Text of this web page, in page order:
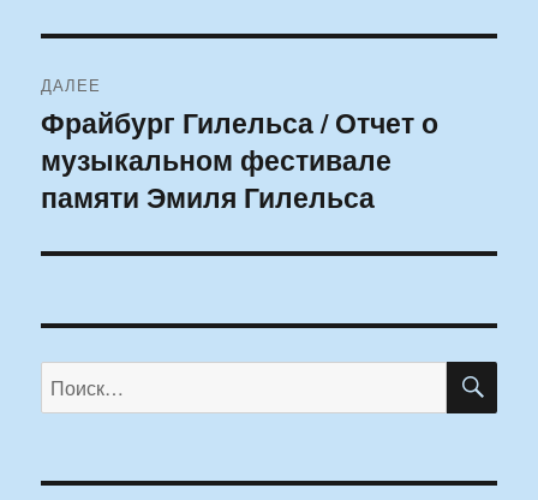
ДАЛЕЕ
Следующая
запись:
Фрайбург Гилельса / Отчет о
музыкальном фестивале
памяти Эмиля Гилельса
Искать: